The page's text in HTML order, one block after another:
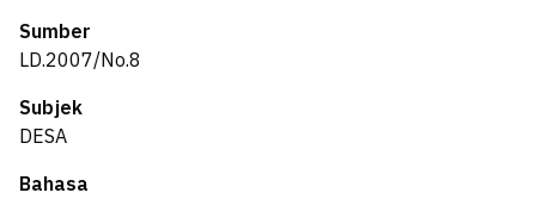
Sumber
LD.2007/No.8
Subjek
DESA
Bahasa